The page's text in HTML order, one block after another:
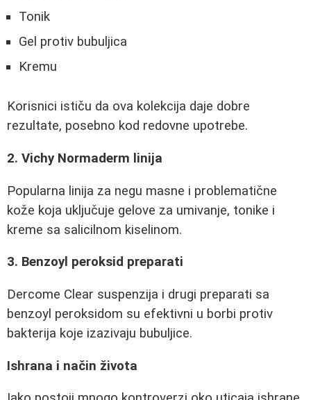
Tonik
Gel protiv bubuljica
Kremu
Korisnici ističu da ova kolekcija daje dobre
rezultate, posebno kod redovne upotrebe.
2. Vichy Normaderm linija
Popularna linija za negu masne i problematične
kože koja uključuje gelove za umivanje, tonike i
kreme sa salicilnom kiselinom.
3. Benzoyl peroksid preparati
Dercome Clear suspenzija i drugi preparati sa
benzoyl peroksidom su efektivni u borbi protiv
bakterija koje izazivaju bubuljice.
Ishrana i način života